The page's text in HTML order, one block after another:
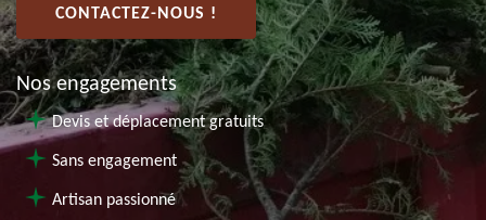
CONTACTEZ-NOUS !
Nos engagements
Devis et déplacement gratuits
Sans engagement
Artisan passionné